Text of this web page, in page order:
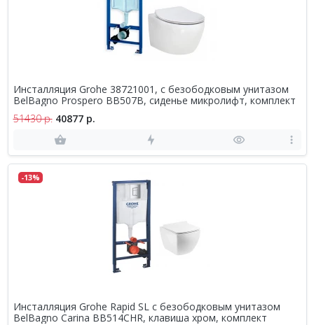
Инсталляция Grohe 38721001, с безободковым унитазом
BelBagno Prospero BB507B, сиденье микролифт, комплект
51430 р. 40877 р.
-13%
Инсталляция Grohe Rapid SL c безободковым унитазом
BelBagno Carina BB514CHR, клавиша хром, комплект